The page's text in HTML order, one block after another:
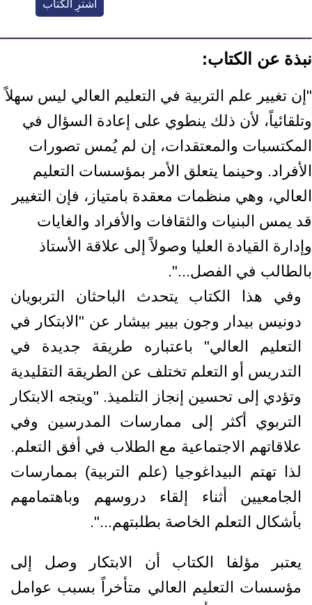
اشترِ الكتاب
نبذة عن الكتاب:
"إن تغيير علم التربية في التعليم العالي ليس سهلاً
وتلقائياً، لأن ذلك ينطوي على إعادة السؤال في
المكتسبات والمعتقدات، إن لم يُمس تصورات
الأفراد. وحينما يتعلق الأمر بمؤسسات التعليم
العالي، وهي منظمات معقدة بامتياز، فإن التغيير
قد يمس البنيات والثقافات والأفراد والغايات
وإدارة القيادة العليا وصولاً إلى علاقة الأستاذ
بالطالب في الفصل...".
وفي هذا الكتاب يتحدث الباحثان التربويان
دونيس بيدار وجون بيير بيشار عن "الابتكار في
التعليم العالي" باعتباره طريقة جديدة في
التدريس أو التعلم تختلف عن الطريقة التقليدية
وتؤدي إلى تحسين إنجاز التلميذ. "ويتجه الابتكار
التربوي أكثر إلى ممارسات المدرسين وفي
علاقاتهم الاجتماعية مع الطلاب في أفق التعلم.
لذا تهتم البيداغوجيا (علم التربية) بممارسات
الجامعيين أثناء إلقاء دروسهم وباهتمامهم
بأشكال التعلم الخاصة بطلبتهم...".
يعتبر مؤلفا الكتاب أن الابتكار وصل إلى
مؤسسات التعليم العالي متأخراً بسبب عوامل